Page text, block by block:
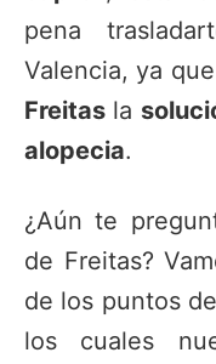
pena
Valencia, ya
Freitas la
alopecia.
¿Aún te
de Freitas?
de los puntos
los cuales